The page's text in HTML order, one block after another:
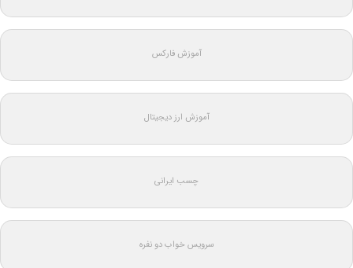
آموزش فارکس
آموزش ارز دیجیتال
چسب ایرانی
سرویس خواب دو نفره